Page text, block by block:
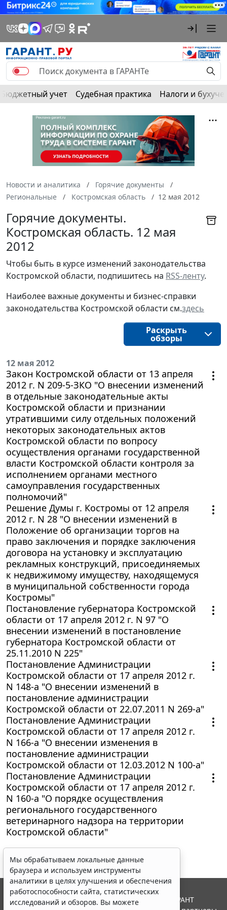
Бюджетный учет Судебная практика Налоги и
Новости и аналитика
Горячие документы
Региональные
Костромская область 12 мая 2012
Горячие документы.
Костромская область. 12 мая
2012
Чтобы быть в курсе изменений законодательства
Костромской области, подпишитесь на RSS-ленту.
Наиболее важные документы и бизнес-справки
законодательства Костромской области см.здесь
Раскрыть
обзоры
12 мая 2012
Закон Костромской области от 13 апреля
2012 г. N 209-5-ЗКО "О внесении изменений
в отдельные законодательные акты
Костромской области и признании
утратившими силу отдельных положений
некоторых законодательных актов
Костромской области по вопросу
осуществления органами государственной
власти Костромской области контроля за
исполнением органами местного
самоуправления государственных
полномочий"
Решение Думы г. Костромы от 12 апреля
2012 г. N 28 "О внесении изменений в
Положение об организации торгов на
право заключения и порядке заключения
договора на установку и эксплуатацию
рекламных конструкций, присоединяемых
к недвижимому имуществу, находящемуся
в муниципальной собственности города
Костромы"
Постановление губернатора Костромской
области от 17 апреля 2012 г. N 97 "О
внесении изменений в постановление
губернатора Костромской области от
25.11.2010 N 225"
Постановление Администрации
Костромской области от 17 апреля 2012 г.
N 148-а "О внесении изменений в
постановление администрации
Костромской области от 22.07.2011 N 269-а"
Постановление Администрации
Костромской области от 17 апреля 2012 г.
N 166-а "О внесении изменения в
постановление администрации
Костромской области от 12.03.2012 N 100-а"
Постановление Администрации
Костромской области от 17 апреля 2012 г.
N 160-а "О порядке осуществления
регионального государственного
ветеринарного надзора на территории
Костромской области"
Мы обрабатываем локальные данные
браузера и используем инструменты
аналитики в целях улучшения и обеспечения
работоспособности сайта, статистических
исследований и обзоров. Вы можете
© ООО "НПП "ГАРАНТ-СЕРВИС", 2026. Система ГАРАНТ